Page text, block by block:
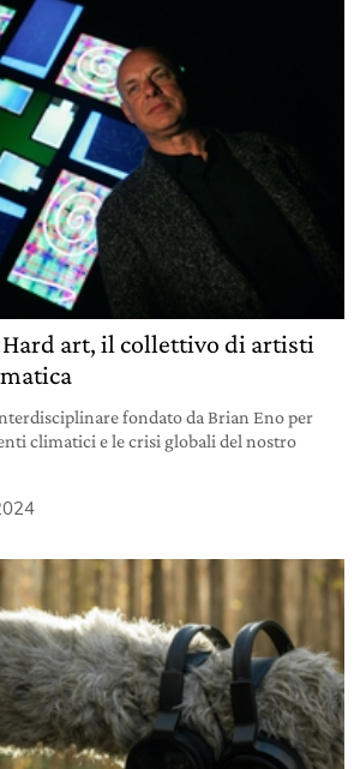
art, il collettivo di artisti
fondato da Brian Eno per
climatici e le crisi globali del nostro